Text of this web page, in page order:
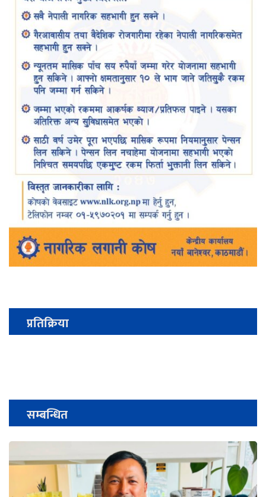
प्रतिक्रिया
सम्बन्धित